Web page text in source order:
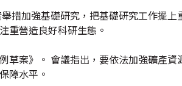
措加強基礎研究，把基礎研究工作擺
重營造良好科研生態。
草案》。 會議指出，要依法加強礦產
障水平。